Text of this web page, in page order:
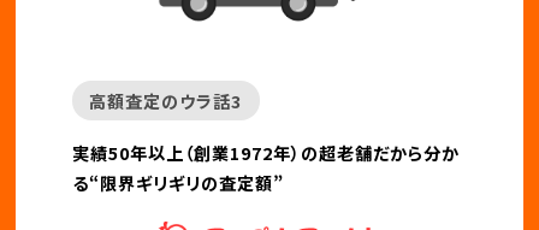
高額査定のウラ話3
実績50年以上（創業1972年）の超老舗だから分か
る“限界ギリギリの査定額”